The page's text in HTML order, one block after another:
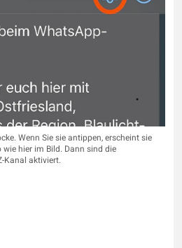
Wenn Sie sie antippen, erscheint sie
hier im Bild. Dann sind die
Kanal aktiviert.